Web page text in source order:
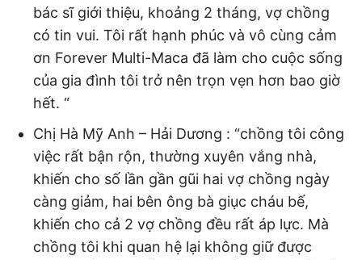
bác sĩ giới thiệu, khoảng 2 tháng, vợ chồng
có tin vui. Tôi rất hạnh phúc và vô cùng cảm
ơn Forever Multi-Maca đã làm cho cuộc sống
của gia đình tôi trở nên trọn vẹn hơn bao giờ
hết. “
Chị Hà Mỹ Anh – Hải Dương : “chồng tôi công
việc rất bận rộn, thường xuyên vắng nhà,
khiến cho số lần gần gũi hai vợ chồng ngày
càng giảm, hai bên ông bà giục cháu bế,
khiến cho cả 2 vợ chồng đều rất áp lực. Mà
chồng tôi khi quan hệ lại không giữ được